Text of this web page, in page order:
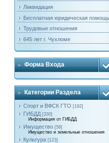
Ликвидация
Бесплатная юридическая помощь
Трудовые отношения
645 лет г. Чухломе
Форма Входа
Категории Раздела
Спорт и ВФСК ГТО [192]
ГИБДД [330]
Информация от ГИБДД
Имущество [58]
Имущество и земельные отношения
Культура [123]